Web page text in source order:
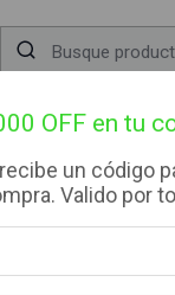
OFF en tu
un código
Valido por
— Entrega en RM
y recibe hoy mismo.